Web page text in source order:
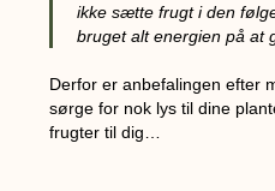
ikke sætte frugt i den
bruget alt energien på at
Derfor er anbefalingen efter
sørge for nok lys til dine
frugter til dig…